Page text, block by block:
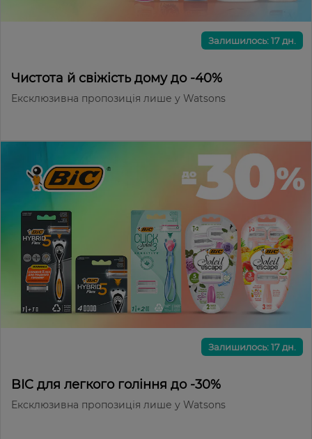
Залишилось: 17 дн.
Чистота й свіжість дому до -40%
Ексклюзивна пропозиція лише у Watsons
Залишилось: 17 дн.
BIC для легкого гоління до -30%
Ексклюзивна пропозиція лише у Watsons